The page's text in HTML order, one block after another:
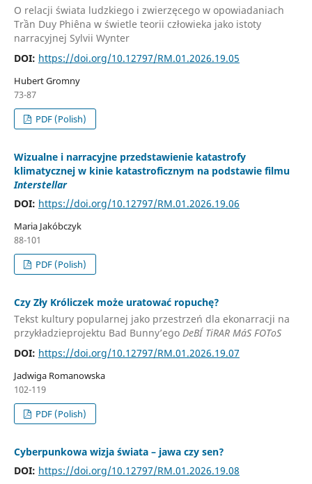
O relacji świata ludzkiego i zwierzęcego w opowiadaniach
Trần Duy Phiêna w świetle teorii człowieka jako istoty
narracyjnej Sylvii Wynter
DOI: https://doi.org/10.12797/RM.01.2026.19.05
Hubert Gromny
73-87
PDF (Polish)
Wizualne i narracyjne przedstawienie katastrofy
klimatycznej w kinie katastroficznym na podstawie filmu
Interstellar
DOI: https://doi.org/10.12797/RM.01.2026.19.06
Maria Jakóbczyk
88-101
PDF (Polish)
Czy Zły Króliczek może uratować ropuchę?
Tekst kultury popularnej jako przestrzeń dla ekonarracji na
przykładzieprojektu Bad Bunny’ego DeBÍ TiRAR MáS FOToS
DOI: https://doi.org/10.12797/RM.01.2026.19.07
Jadwiga Romanowska
102-119
PDF (Polish)
Cyberpunkowa wizja świata – jawa czy sen?
DOI: https://doi.org/10.12797/RM.01.2026.19.08